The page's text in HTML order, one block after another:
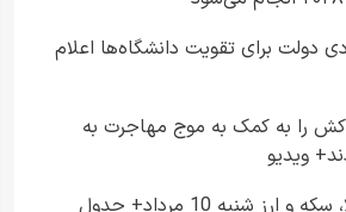
دولت برای تقویت دانشگاه‌ها اعلام
را به کمک به موج مهاجرت به
ویدیو